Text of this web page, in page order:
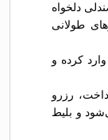
دلخواه
طولانی
کرده و
رزرو
و بلیط